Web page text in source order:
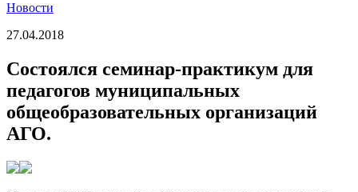
Новости
27.04.2018
Cостоялся семинар-практикум для
педагогов муниципальных
общеобразовательных организаций
АГО.